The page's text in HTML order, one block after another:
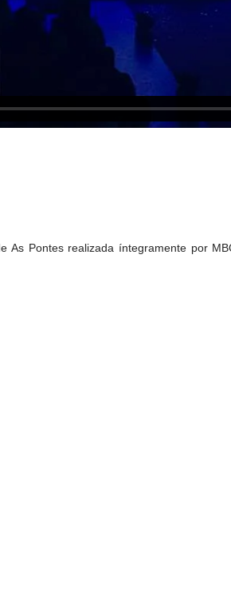
Pontes realizada íntegramente por